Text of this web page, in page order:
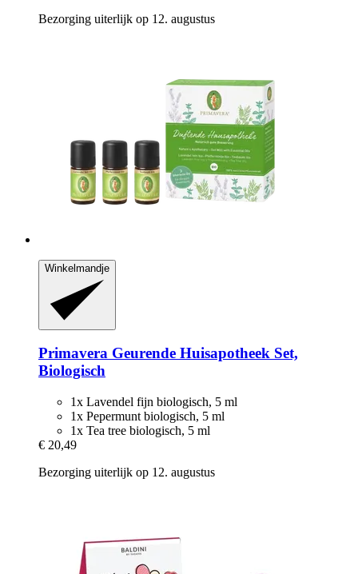
Bezorging uiterlijk op 12. augustus
Winkelmandje
Primavera Geurende Huisapotheek Set,
Biologisch
1x Lavendel fijn biologisch, 5 ml
1x Pepermunt biologisch, 5 ml
1x Tea tree biologisch, 5 ml
€ 20,49
Bezorging uiterlijk op 12. augustus